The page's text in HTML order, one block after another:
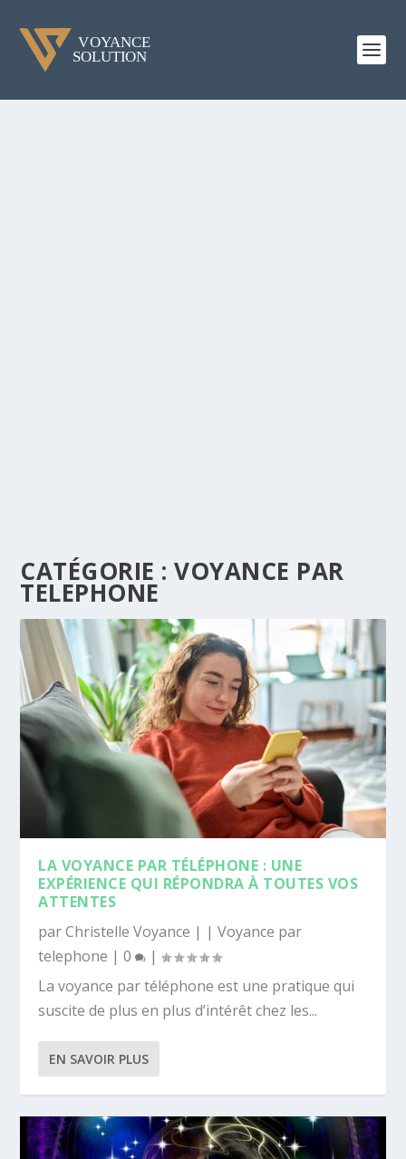
CATÉGORIE :VOYANCE PAR
TELEPHONE
LA VOYANCE PAR TÉLÉPHONE : UNE
EXPÉRIENCE QUI RÉPONDRA À TOUTES VOS
ATTENTES
parChristelle Voyance | |Voyance par
telephone |0
|
La voyance par téléphone est une pratique qui
suscite de plus en plus d’intérêt chez les...
EN SAVOIR PLUS